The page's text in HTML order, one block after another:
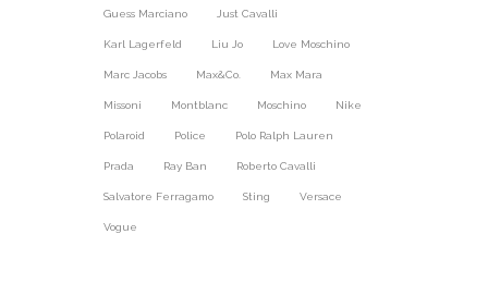
Guess Marciano Just Cavalli
Karl Lagerfeld Liu Jo Love Moschino
Marc Jacobs Max&Co. Max Mara
Missoni Montblanc Moschino Nike
Polaroid Police Polo Ralph Lauren
Prada Ray Ban Roberto Cavalli
Salvatore Ferragamo Sting Versace
Vogue